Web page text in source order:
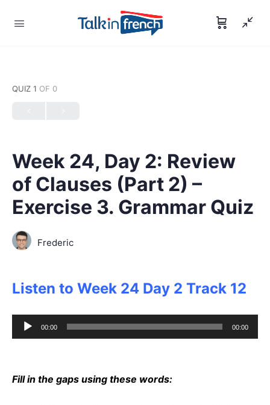
QUIZ 1 OF 0
Week 24, Day 2: Review
of Clauses (Part 2) –
Exercise 3. Grammar Quiz
Frederic
Listen to Week 24 Day 2 Track 12
Audio
Player
00:00 00:00
Fill in the gaps using these words: